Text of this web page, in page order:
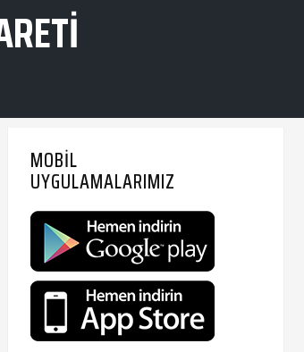
MOBIL
UYGULAMALARIMIZ